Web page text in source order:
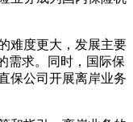
难度更大，发展主要
需求。同时，国际保
保公司开展离岸业务